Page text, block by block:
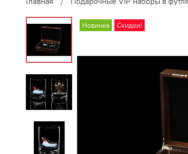
Новинка Скидки!